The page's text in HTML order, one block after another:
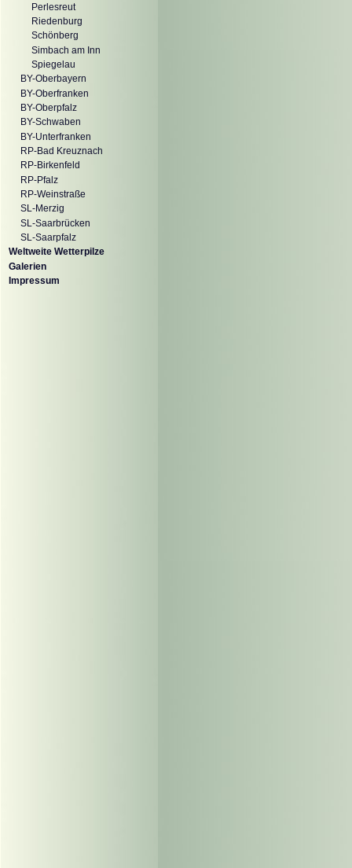
Perlesreut
Riedenburg
Schönberg
Simbach am Inn
Spiegelau
BY-Oberbayern
BY-Oberfranken
BY-Oberpfalz
BY-Schwaben
BY-Unterfranken
RP-Bad Kreuznach
RP-Birkenfeld
RP-Pfalz
RP-Weinstraße
SL-Merzig
SL-Saarbrücken
SL-Saarpfalz
Weltweite Wetterpilze
Galerien
Impressum